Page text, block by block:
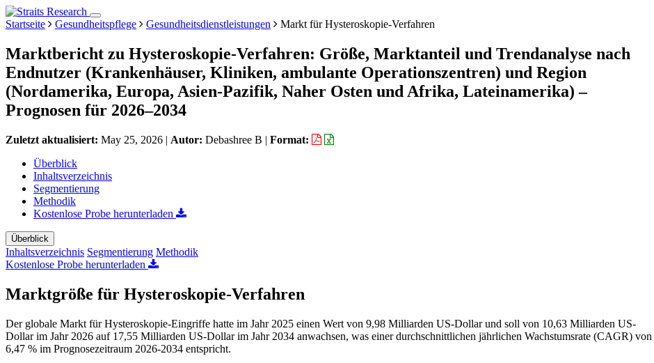
Startseite Gesundheitspflege Gesundheitsdienstleistungen Markt für Hysteroskopie-Verfahren
Marktbericht zu Hysteroskopie-Verfahren: Größe, Marktanteil und Trendanalyse nach
Endnutzer (Krankenhäuser, Kliniken, ambulante Operationszentren) und Region
(Nordamerika, Europa, Asien-Pazifik, Naher Osten und Afrika, Lateinamerika) –
Prognosen für 2026–2034
Zuletzt aktualisiert: May 25, 2026 | Autor: Debashree B | Format:
Überblick
Inhaltsverzeichnis
Segmentierung
Methodik
Kostenlose Probe herunterladen
Überblick
Inhaltsverzeichnis Segmentierung Methodik
Kostenlose Probe herunterladen
Marktgröße für Hysteroskopie-Verfahren
Der globale Markt für Hysteroskopie-Eingriffe hatte im Jahr 2025 einen Wert von 9,98 Milliarden US-Dollar und soll von 10,63 Milliarden US-
Dollar im Jahr 2026 auf 17,55 Milliarden US-Dollar im Jahr 2034 anwachsen, was einer durchschnittlichen jährlichen Wachstumsrate (CAGR) von
6,47 % im Prognosezeitraum 2026-2034 entspricht.